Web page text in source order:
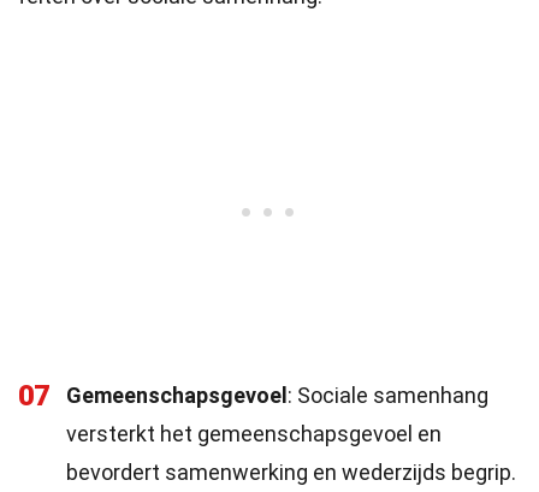
07 Gemeenschapsgevoel : Sociale samenhang
versterkt het gemeenschapsgevoel en
bevordert samenwerking en wederzijds begrip.